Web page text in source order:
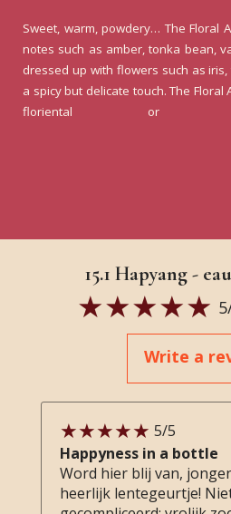
Sweet, warm, powdery… The Floral
notes such as amber, tonka bean,
dressed up with flowers such as
a spicy but delicate touch. The
floriental or
15.1 Hapyang -
5
Write a
5/5
Happyness in a bottle
Word hier blij van,
heerlijk lentegeurtje!